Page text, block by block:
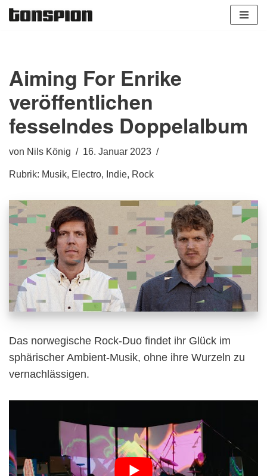
Aiming For Enrike
veröffentlichen
fesselndes Doppelalbum
von Nils König 16. Januar 2023
Rubrik: Musik, Electro, Indie, Rock
Das norwegische Rock-Duo findet ihr Glück im
sphärischer Ambient-Musik, ohne ihre Wurzeln zu
vernachlässigen.